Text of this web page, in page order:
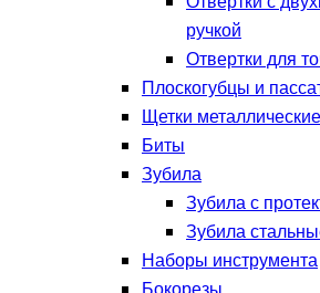
ручкой
Отвертки для
Плоскогубцы и
Щетки металлические
Биты
Зубила
Зубила с
Зубила
Наборы инструмента